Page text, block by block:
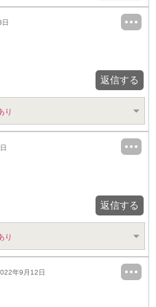
返信する
り
返信する
り
年9月12日